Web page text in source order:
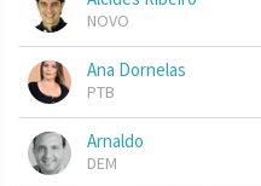
NOVO
Ana Dornelas
PTB
Arnaldo
DEM